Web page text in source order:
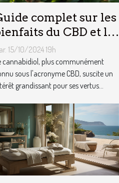
complet sur les
du CBD et les
15/10/2024 19h
cannabidiol, plus communément
sous l'acronyme CBD, suscite un
grandissant pour ses vertus...